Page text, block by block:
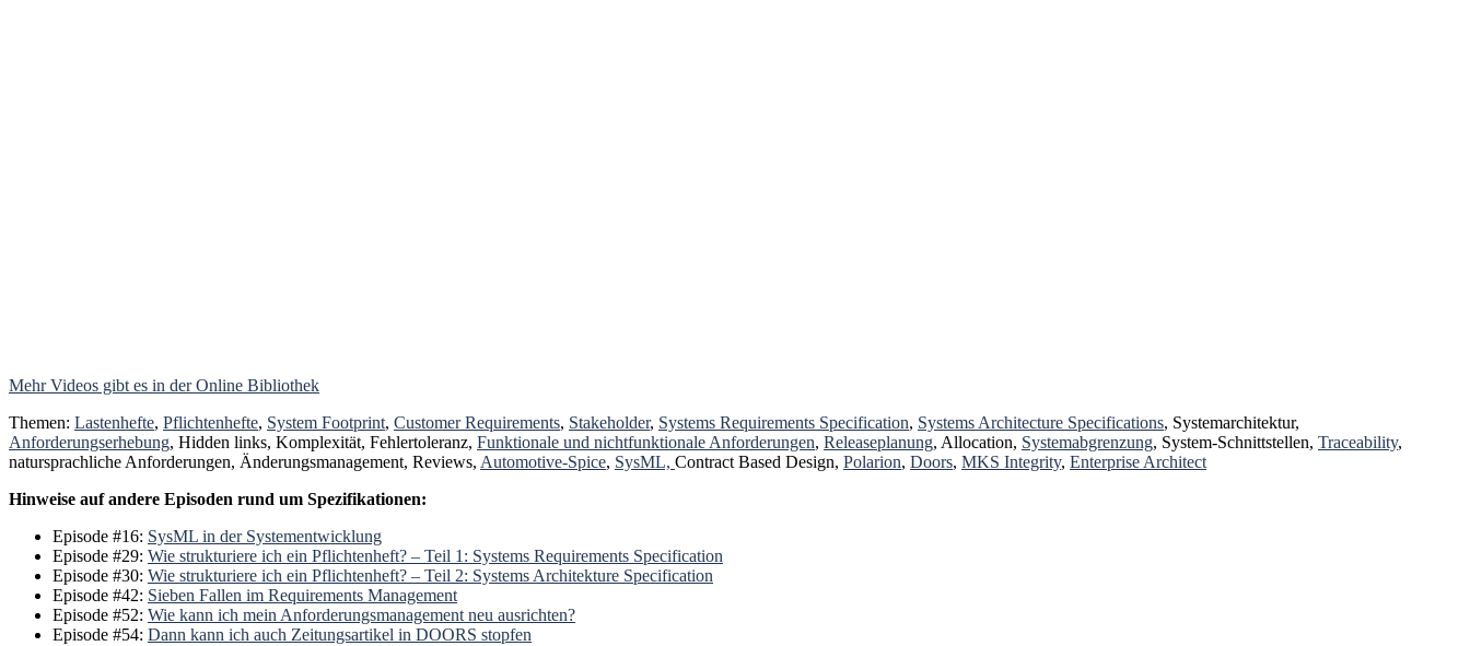
Mehr Videos gibt es in der Online Bibliothek
Themen: Lastenhefte, Pflichtenhefte, System Footprint, Customer Requirements, Stakeholder, Systems Requirements Specification, Systems Architecture Specifications, Systemarchitektur,
Anforderungserhebung, Hidden links, Komplexität, Fehlertoleranz, Funktionale und nichtfunktionale Anforderungen, Releaseplanung, Allocation, Systemabgrenzung, System-Schnittstellen, Traceability,
natursprachliche Anforderungen, Änderungsmanagement, Reviews, Automotive-Spice, SysML, Contract Based Design, Polarion, Doors, MKS Integrity, Enterprise Architect
Hinweise auf andere Episoden rund um Spezifikationen:
Episode #16: SysML in der Systementwicklung
Episode #29: Wie strukturiere ich ein Pflichtenheft? – Teil 1: Systems Requirements Specification
Episode #30: Wie strukturiere ich ein Pflichtenheft? – Teil 2: Systems Architekture Specification
Episode #42: Sieben Fallen im Requirements Management
Episode #52: Wie kann ich mein Anforderungsmanagement neu ausrichten?
Episode #54: Dann kann ich auch Zeitungsartikel in DOORS stopfen